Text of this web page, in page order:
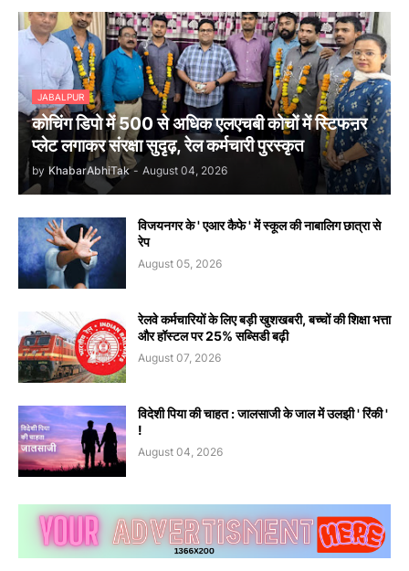
JABALPUR
कोचिंग डिपो में 500 से अधिक एलएचबी कोचों में स्टिफऩर
प्लेट लगाकर संरक्षा सुदृढ़, रेल कर्मचारी पुरस्कृत
by KhabarAbhiTak - August 04, 2026
विजयनगर के ' एआर कैफे ' में स्कूल की नाबालिग छात्रा से
रेप
August 05, 2026
रेलवे कर्मचारियों के लिए बड़ी खुशखबरी, बच्चों की शिक्षा भत्ता
और हॉस्टल पर 25% सब्सिडी बढ़ी
August 07, 2026
विदेशी पिया की चाहत : जालसाजी के जाल में उलझी ' रिंकी '
!
August 04, 2026